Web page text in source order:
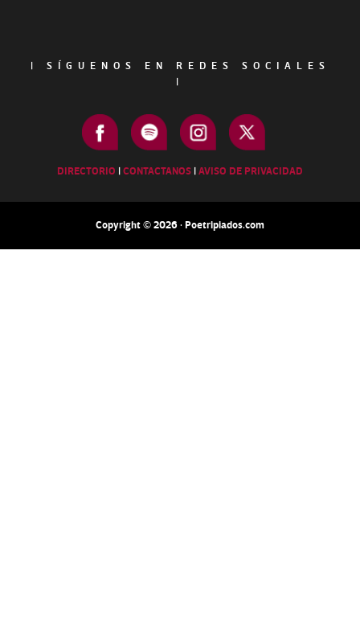
|
SÍGUENOS EN REDES SOCIALES
|
DIRECTORIO |CONTACTANOS |AVISO DE PRIVACIDAD
Copyright © 2026 · Poetripiados.com